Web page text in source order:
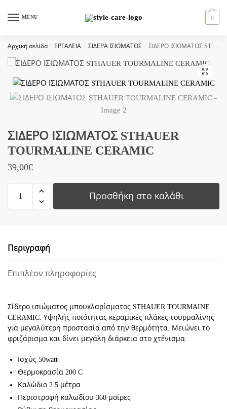
MENU 0
Αρχική σελίδα / ΕΡΓΑΛΕΙΑ / ΣΙΔΕΡΑ ΙΣΙΩΜΑΤΟΣ / ΣΙΔΕΡΟ ΙΣΙΩΜΑΤΟΣ STHAUER TOURMALINE CERAMIC
🔍
ΣΙΔΕΡΟ ΙΣΙΩΜΑΤΟΣ STHAUER
TOURMALINE CERAMIC
39,00€
ΙΣΙΩΜΑΤΟΣ
ποσότητα
Προσθήκη στο καλάθι
Περιγραφή
Επιπλέον πληροφορίες
Σίδερο ισιώματος μπουκλαρίσματος SΤHAUER TOURMAINE
CERAMIC. Υψηλής ποιότητας κεραμικές πλάκες τουρμαλίνης
για μεγαλύτερη προστασία από την θερμότητα. Μειώνει το
φριζάρισμα και δίνει μεγάλη διάρκεια στο χτένισμα.
Ισχύς 50watt
Θερμοκρασία 200 C
Καλώδιο 2.5 μέτρα
Περιστροφή καλωδίου 360 μοίρες